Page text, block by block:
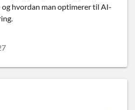
hvordan man optimerer til AI-